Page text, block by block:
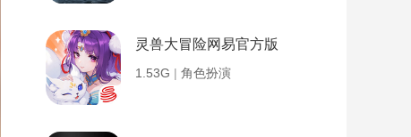
灵兽大冒险网易官方版
1.53G | 角色扮演